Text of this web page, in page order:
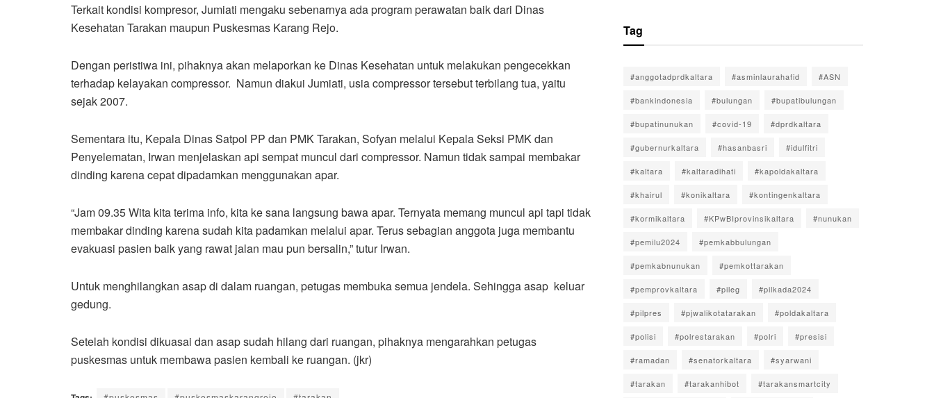
Terkait kondisi kompresor, Jumiati mengaku sebenarnya ada program perawatan baik dari Dinas
Kesehatan Tarakan maupun Puskesmas Karang Rejo.
Dengan peristiwa ini, pihaknya akan melaporkan ke Dinas Kesehatan untuk melakukan pengecekkan
terhadap kelayakan compressor. Namun diakui Jumiati, usia compressor tersebut terbilang tua, yaitu
sejak 2007.
Sementara itu, Kepala Dinas Satpol PP dan PMK Tarakan, Sofyan melalui Kepala Seksi PMK dan
Penyelematan, Irwan menjelaskan api sempat muncul dari compressor. Namun tidak sampai membakar
dinding karena cepat dipadamkan menggunakan apar.
“Jam 09.35 Wita kita terima info, kita ke sana langsung bawa apar. Ternyata memang muncul api tapi tidak
membakar dinding karena sudah kita padamkan melalui apar. Terus sebagian anggota juga membantu
evakuasi pasien baik yang rawat jalan mau pun bersalin,” tutur Irwan.
Untuk menghilangkan asap di dalam ruangan, petugas membuka semua jendela. Sehingga asap keluar
gedung.
Setelah kondisi dikuasai dan asap sudah hilang dari ruangan, pihaknya mengarahkan petugas
puskesmas untuk membawa pasien kembali ke ruangan. (jkr)
Tag
#anggotadprdkaltara #asminlaurahafid #ASN
#bankindonesia #bulungan #bupatibulungan
#bupatinunukan #covid-19 #dprdkaltara
#gubernurkaltara #hasanbasri #idulfitri
#kaltara #kaltaradihati #kapoldakaltara
#khairul #konikaltara #kontingenkaltara
#kormikaltara #KPwBIprovinsikaltara #nunukan
#pemilu2024 #pemkabbulungan
#pemkabnunukan #pemkottarakan
#pemprovkaltara #pileg #pilkada2024
#pilpres #pjwalikotatarakan #poldakaltara
#polisi #polrestarakan #polri #presisi
#ramadan #senatorkaltara #syarwani
#tarakan #tarakanhibot #tarakansmartcity